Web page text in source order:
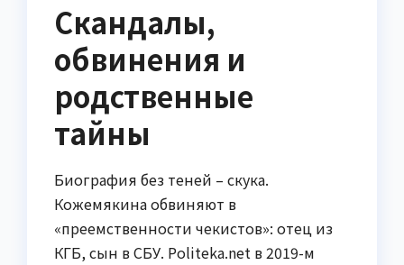
Скандалы,
обвинения и
родственные
тайны
Биография без теней – скука.
Кожемякина обвиняют в
«преемственности чекистов»: отец из
КГБ, сын в СБУ. Politeka.net в 2019-м